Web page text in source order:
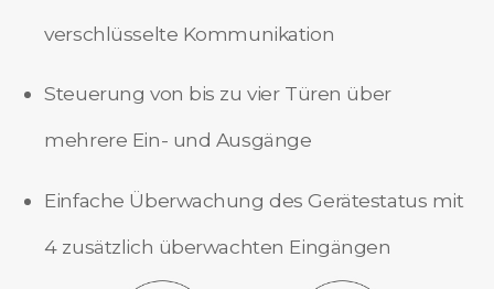
verschlüsselte Kommunikation
Steuerung von bis zu vier Türen über
mehrere Ein- und Ausgänge
Einfache Überwachung des Gerätestatus mit
4 zusätzlich überwachten Eingängen